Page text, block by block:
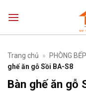
qua
Trang chủ » PHÒNG BẾP
ghế ăn gỗ Sồi BA-S8
Bàn ghế ăn gỗ